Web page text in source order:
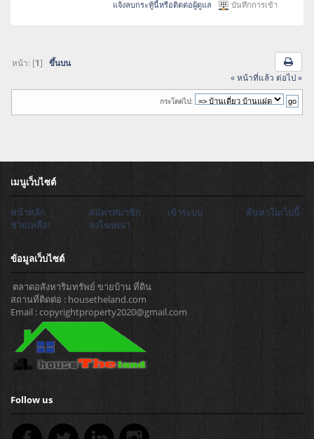
แจ้งลบกระทู้นี้หรือติดต่อผู้ดูแล บันทึกการเข้า
หน้า: [1]ขึ้นบน
« หน้าที่แล้ว ต่อไป »
กระโดดไป:
เมนูเว็บไซต์
หน้าหลัก สมัครสมาชิก เข้าระบบ
ค้นหาในเว็บนี้
ช่วยเหลือ!
ลงโฆษณา
ข้อมูลเว็บไซต์
ตลาดอสังหาริมทรัพย์ ขายบ้าน ที่ดิน
สถานที่ติดต่อ : housetheland.com
Email : copyrightproperty2020@gmail.com
Follow us